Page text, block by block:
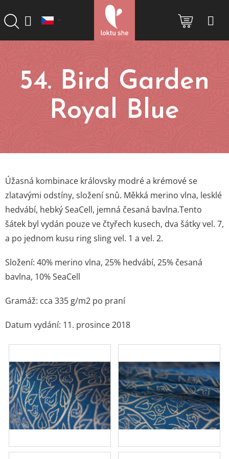
na
obsah
54. Bird Garden
Royal Blue
Úžasná kombinace královsky modré a krémové se
zlatavými odstíny, složení snů. Měkká merino vlna, lesklé
hedvábí, hebký SeaCell, jemná česaná bavlna.Tento
šátek byl vydán pouze ve čtyřech kusech, dva šátky vel. 7,
a po jednom kusu ring sling vel. 1 a vel. 2.
Složení: 40% merino vlna, 25% hedvábí, 25% česaná
bavlna, 10% SeaCell
Gramáž: cca 335 g/m2 po praní
Datum vydání: 11. prosince 2018